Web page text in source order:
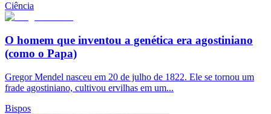
Ciência
O homem que inventou a genética era agostiniano
(como o Papa)
Gregor Mendel nasceu em 20 de julho de 1822. Ele se tornou um
frade agostiniano, cultivou ervilhas em um...
Bispos